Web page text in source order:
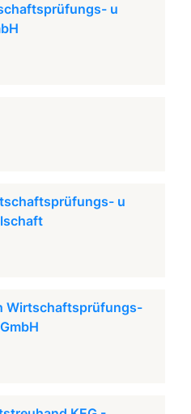
u
u
Wirtschaftsprüfungs-